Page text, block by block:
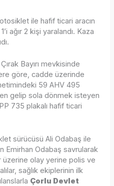
ile hafif ticari aracın
ağır 2 kişi yaralandı. Kaza
Bayırı mevkisinde
göre, cadde üzerinde
59 AHV 495
gelip sola dönmek isteyen
735 plakalı hafif ticari
sürücüsü Ali Odabaş ile
Emirhan Odabaş savrularak
üzerine olay yerine polis ve
sağlık ekiplerinin ilk
Çorlu Devlet